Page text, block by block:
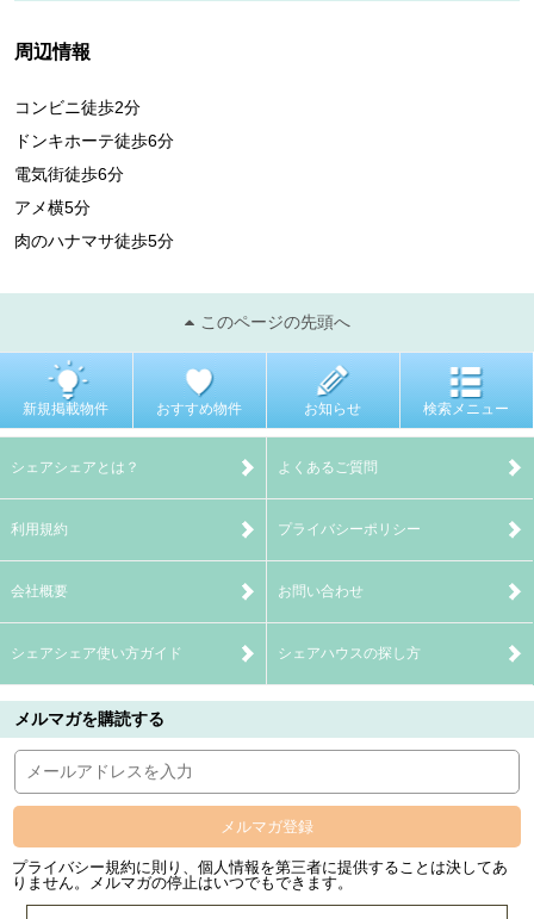
周辺情報
コンビニ徒歩2分
ドンキホーテ徒歩6分
電気街徒歩6分
アメ横5分
肉のハナマサ徒歩5分
このページの先頭へ
新規掲載物件 おすすめ物件 お知らせ 検索メニュー
シェアシェアとは？ よくあるご質問
利用規約 プライバシーポリシー
会社概要 お問い合わせ
シェアシェア使い方ガイド シェアハウスの探し方
メルマガを購読する
メルマガ登録
プライバシー規約に則り、個人情報を第三者に提供することは決してあ
りません。メルマガの停止はいつでもできます。